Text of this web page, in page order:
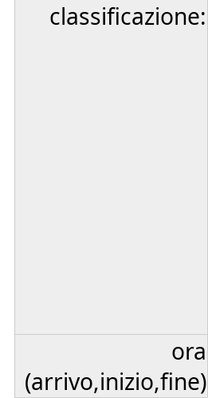
classificazione:
ora
(arrivo,inizio,fine)